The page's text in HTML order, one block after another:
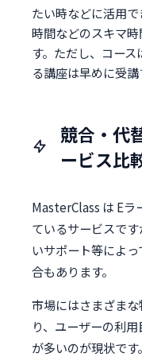
たい時などに活用
時間などのスキマ
す。ただし、コー
る講座は早めに受講
競合・代
ービス比
MasterClass は E
ているサービスで
いサポート等によ
合もあります。
市場にはさまざま
り、ユーザーの利
が多いのが現状です。